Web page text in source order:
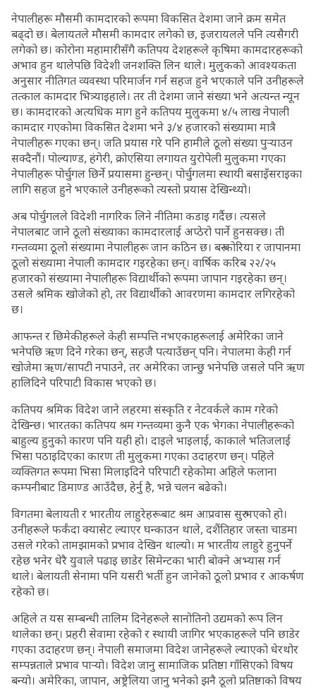
नेपालीहरू मौसमी कामदारको रूपमा विकसित देशमा जाने क्रम समेत
बढ्दो छ। बेलायतले मौसमी कामदार लगेको छ, इजरायलले पनि त्यसैगरी
लगेको छ। कोरोना महामारीसँगै कतिपय देशहरूले कृषिमा कामदारहरूको
अभाव हुन थालेपछि विदेशी जनशक्ति लिन थाले। मुलुकको आवश्यकता
अनुसार नीतिगत व्यवस्था परिमार्जन गर्न सहज हुने भएकाले पनि उनीहरूले
तत्काल कामदार भित्र्याइहाले। तर ती देशमा जाने संख्या भने अत्यन्त न्यून
छ। कामदारको अत्यधिक माग हुने कतिपय मुलुकमा ४/५ लाख नेपाली
कामदार गएकोमा विकसित देशमा भने ३/४ हजारको संख्यामा मात्रै
नेपालीहरू गएका छन्। जति प्रयास गरे पनि हामीले ठूलो संख्या पुर्‍याउन
सक्दैनौं। पोल्याण्ड, हंगेरी, क्रोएसिया लगायत युरोपेली मुलुकमा गएका
नेपालीहरू पोर्चुगल छिर्ने प्रयासमा हुन्छन्। पोर्चुगलमा स्थायी बसाइँसराइका
लागि सहज हुने भएकाले उनीहरूको त्यस्तो प्रयास देखिन्थ्यो।
अब पोर्चुगलले विदेशी नागरिक लिने नीतिमा कडाइ गर्दैछ। त्यसले
नेपालबाट जाने ठूलो संख्याका कामदारलाई अप्ठेरो पार्ने हुनसक्छ। ती
गन्तव्यमा ठूलो संख्यामा नेपालीहरू जान कठिन छ। बरु कोरिया र जापानमा
ठूलो संख्यामा नेपाली कामदार गइरहेका छन्। वार्षिक करिब २२/२५
हजारको संख्यामा नेपालीहरू विद्यार्थीको रूपमा जापान गइरहेका छन्।
उसले श्रमिक खोजेको हो, तर विद्यार्थीको आवरणमा कामदार लगिरहेको
छ।
आफन्त र छिमेकीहरूले केही सम्पत्ति नभएकाहरूलाई अमेरिका जाने
भनेपछि ऋण दिने गरेका छन्, सहजै पत्याउँछन् पनि। नेपालमा केही गर्न
खोजेमा ऋण/सापटी नपाउने, तर अमेरिका जान्छु भनेपछि जसले पनि ऋण
हालिदिने परिपाटी विकास भएको छ।
कतिपय श्रमिक विदेश जाने लहरमा संस्कृति र नेटवर्कले काम गरेको
देखिन्छ। भारतका कतिपय श्रम गन्तव्यमा कुनै एक भेगका नेपालीहरूको
बाहुल्य हुनुको कारण पनि यही हो। दाइले भाइलाई, काकाले भतिजलाई
भिसा पठाइदिएका कारण ती मुलुकमा गएका उदाहरण छन्। पहिले
व्यक्तिगत रूपमा भिसा मिलाइदिने परिपाटी रहेकोमा अहिले फलाना
कम्पनीबाट डिमाण्ड आउँदैछ, हेर्नु है, भन्ने चलन बढेको।
विगतमा बेलायती र भारतीय लाहुरेहरूबाट श्रम आप्रवास सुरु भएको हो।
उनीहरूले फर्कंदा क्यासेट ल्याएर घन्काउन थाले, दशैंतिहार जस्ता चाडमा
उसले गरेको तामझामको प्रभाव देखिन थाल्यो। म भारतीय लाहुरे हुनुपर्ने
रहेछ भनेर धेरै युवाले पढाइ छाडेर सिमेन्टका भारी बोक्ने अभ्यास गर्न
थाले। बेलायती सेनामा पनि यसरी भर्ती हुन जानेको ठूलो प्रभाव र आकर्षण
रहेको छ।
अहिले त यस सम्बन्धी तालिम दिनेहरूले सानोतिनो उद्यमको रूप लिन
थालेका छन्। प्रहरी सेवामा रहेको र स्थायी जागिर भएकाहरूले पनि छाडेर
गएका उदाहरण छन्। नेपाली समाजमा विदेश जानेहरूले ल्याएको धेरथोर
सम्पन्नताले प्रभाव पार्‍यो। विदेश जानु सामाजिक प्रतिष्ठा गाँसिएको विषय
बन्यो। अमेरिका, जापान, अष्ट्रेलिया जानु भनेको झनै ठूलो प्रतिष्ठाको विषय